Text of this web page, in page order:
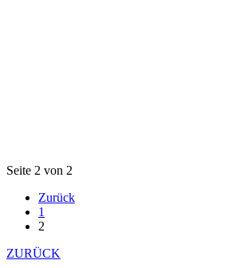
Seite 2 von 2
Zurück
1
2
ZURÜCK